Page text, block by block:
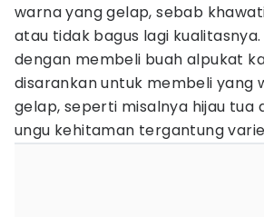
warna yang gelap, sebab
atau tidak bagus lagi
dengan membeli buah alpukat
disarankan untuk membeli yang
gelap, seperti misalnya hijau tua
ungu kehitaman tergantung